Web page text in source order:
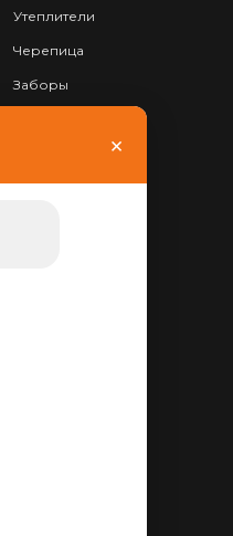
Утеплители
Черепица
Заборы
×